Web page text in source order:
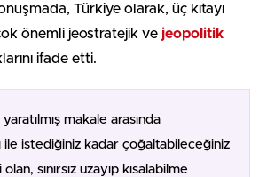
Türkiye olarak, üç kıtayı
önemli jeostratejik ve jeopolitik
ifade etti.
makale arasında
ile istediğiniz kadar çoğaltabileceğiniz
sınırsız uzayıp kısalabilme